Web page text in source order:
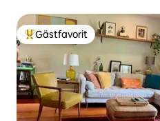
Populär gästfavorit
Gästfavorit